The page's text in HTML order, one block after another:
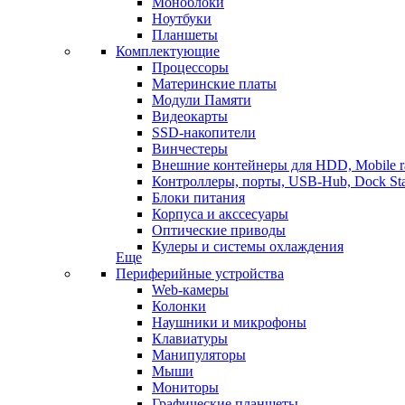
Ноутбуки
Планшеты
Комплектующие
Процессоры
Материнские платы
Модули Памяти
Видеокарты
SSD-накопители
Винчестеры
Внешние контейнеры для HDD, Mobile
Контроллеры, порты, USB-Hub, Dock
Блоки питания
Корпуса и акссесуары
Оптические приводы
Кулеры и системы охлаждения
Еще
Периферийные устройства
Web-камеры
Колонки
Наушники и микрофоны
Клавиатуры
Манипуляторы
Мыши
Мониторы